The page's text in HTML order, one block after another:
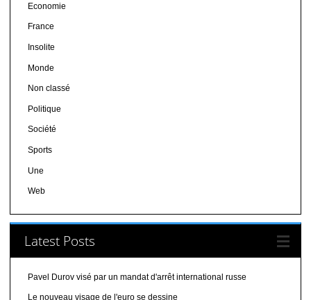
Economie
France
Insolite
Monde
Non classé
Politique
Société
Sports
Une
Web
Latest Posts
Pavel Durov visé par un mandat d'arrêt international russe
Le nouveau visage de l'euro se dessine